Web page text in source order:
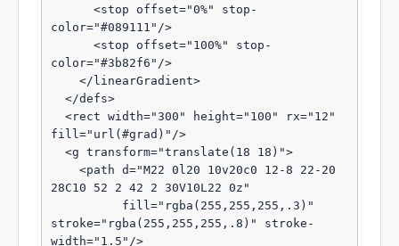
color="#089111"/>
color="#3b82f6"/>
fill="url(#grad)"/>
28C10 52 2 42 2 30V10L22 0z"
stroke="rgba(255,255,255,.8)" stroke-
width="1.5"/>